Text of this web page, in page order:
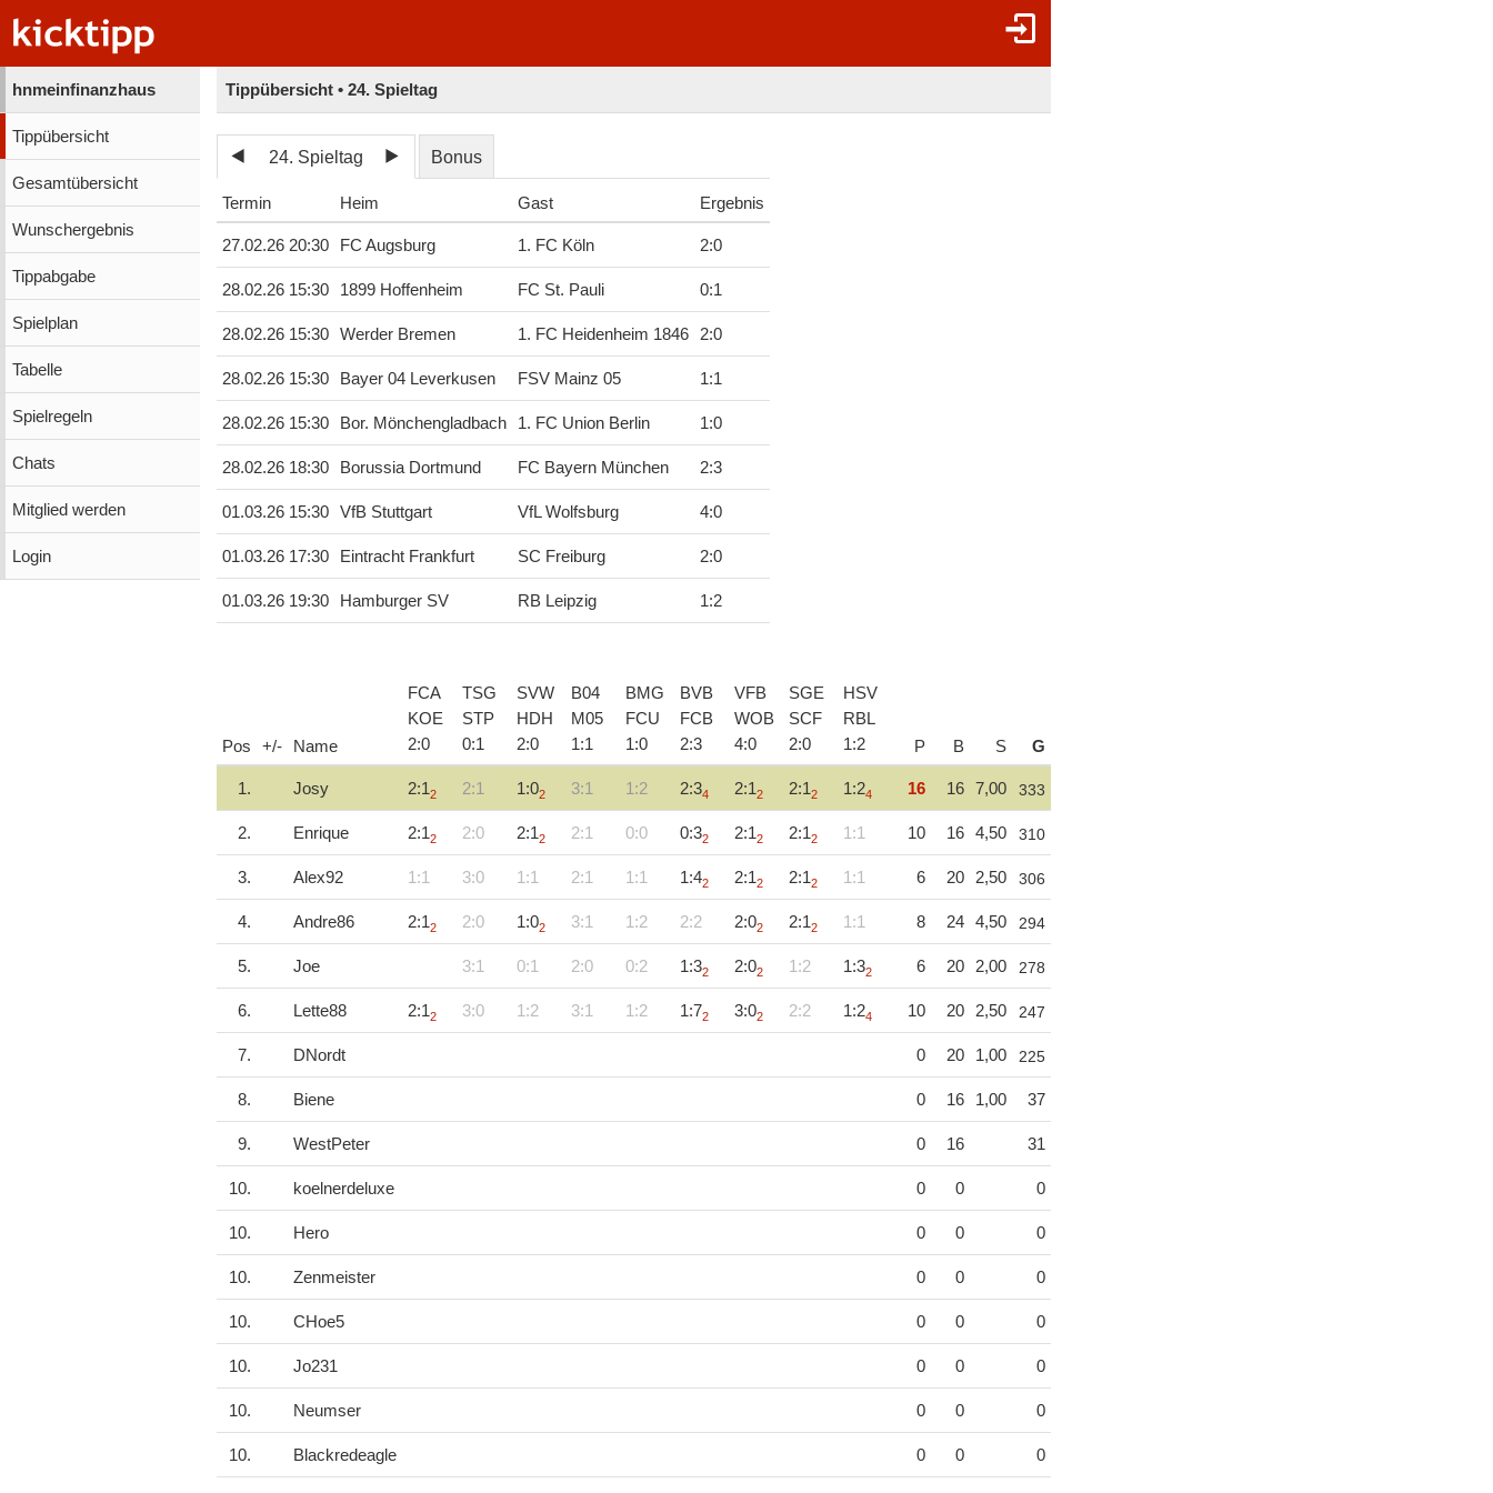
hnmeinfinanzhaus
Tippübersicht
Gesamtübersicht
Wunschergebnis
Tippabgabe
Spielplan
Tabelle
Spielregeln
Chats
Mitglied werden
Login
Tippübersicht • 24. Spieltag
24. Spieltag Bonus
Termin Heim Gast Ergebnis
27.02.26 20:30 FC Augsburg 1. FC Köln 2:0
28.02.26 15:30 1899 Hoffenheim FC St. Pauli 0:1
28.02.26 15:30 Werder Bremen 1. FC Heidenheim 1846 2:0
28.02.26 15:30 Bayer 04 Leverkusen FSV Mainz 05 1:1
28.02.26 15:30 Bor. Mönchengladbach 1. FC Union Berlin 1:0
28.02.26 18:30 Borussia Dortmund FC Bayern München 2:3
01.03.26 15:30 VfB Stuttgart VfL Wolfsburg 4:0
01.03.26 17:30 Eintracht Frankfurt SC Freiburg 2:0
01.03.26 19:30 Hamburger SV RB Leipzig 1:2
Pos +/- Name
FCA
KOE
2:0
TSG
STP
0:1
SVW
HDH
2:0
B04
M05
1:1
BMG
FCU
1:0
BVB
FCB
2:3
VFB
WOB
4:0
SGE
SCF
2:0
HSV
RBL
1:2 P B S G
1. Josy 2:12 2:1 1:02 3:1 1:2 2:34 2:12 2:12 1:24 16 16 7,00 333
2. Enrique 2:12 2:0 2:12 2:1 0:0 0:32 2:12 2:12 1:1 10 16 4,50 310
3. Alex92 1:1 3:0 1:1 2:1 1:1 1:42 2:12 2:12 1:1 6 20 2,50 306
4. Andre86 2:12 2:0 1:02 3:1 1:2 2:2 2:02 2:12 1:1 8 24 4,50 294
5. Joe 3:1 0:1 2:0 0:2 1:32 2:02 1:2 1:32 6 20 2,00 278
6. Lette88 2:12 3:0 1:2 3:1 1:2 1:72 3:02 2:2 1:24 10 20 2,50 247
7. DNordt 0 20 1,00 225
8. Biene 0 16 1,00 37
9. WestPeter 0 16 31
10. koelnerdeluxe 0 0 0
10. Hero 0 0 0
10. Zenmeister 0 0 0
10. CHoe5 0 0 0
10. Jo231 0 0 0
10. Neumser 0 0 0
10. Blackredeagle 0 0 0